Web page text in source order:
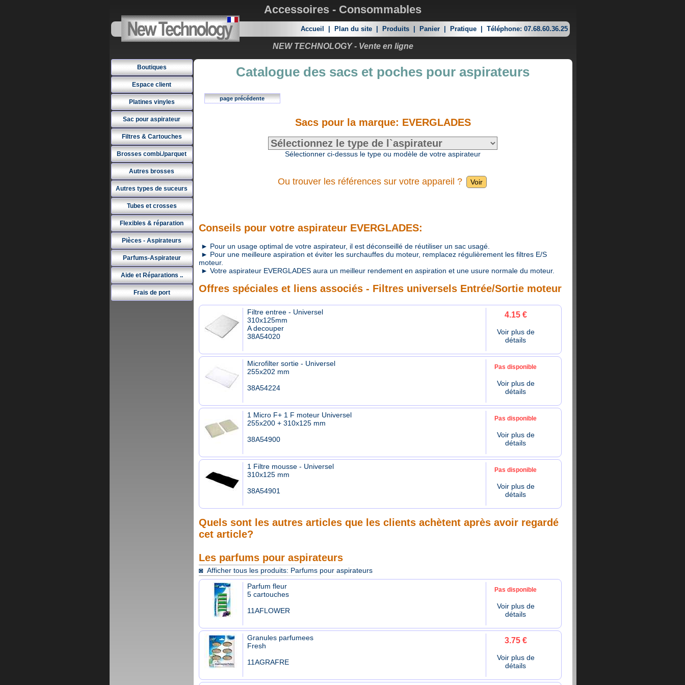
Accessoires - Consommables
Accueil Plan du site Produits Panier Pratique Téléphone: 07.68.60.36.25
NEW TECHNOLOGY - Vente en ligne
Boutiques
Espace client
Platines vinyles
Sac pour aspirateur
Filtres & Cartouches
Brosses combi./parquet
Autres brosses
Autres types de suceurs
Tubes et crosses
Flexibles & réparation
Pièces - Aspirateurs
Parfums-Aspirateur
Aide et Réparations ..
Frais de port
Catalogue des sacs et poches pour aspirateurs
page précédente
Sacs pour la marque: EVERGLADES
Sélectionner ci-dessus le type ou modèle de votre aspirateur
Ou trouver les références sur votre appareil ?
Conseils pour votre aspirateur EVERGLADES:
► Pour un usage optimal de votre aspirateur, il est déconseillé de réutiliser un sac usagé.
► Pour une meilleure aspiration et éviter les surchauffes du moteur, remplacez régulièrement les filtres E/S
moteur.
► Votre aspirateur EVERGLADES aura un meilleur rendement en aspiration et une usure normale du moteur.
Offres spéciales et liens associés - Filtres universels Entrée/Sortie moteur
Filtre entree - Universel
310x125mm
A decouper
38A54020
4.15 €
Voir plus de
détails
Microfilter sortie - Universel
255x202 mm
38A54224
Pas disponible
Voir plus de
détails
1 Micro F+ 1 F moteur Universel
255x200 + 310x125 mm
38A54900
Pas disponible
Voir plus de
détails
1 Filtre mousse - Universel
310x125 mm
38A54901
Pas disponible
Voir plus de
détails
Quels sont les autres articles que les clients achètent après avoir regardé
cet article?
Les parfums pour aspirateurs
◙ Afficher tous les produits: Parfums pour aspirateurs
Parfum fleur
5 cartouches
11AFLOWER
Pas disponible
Voir plus de
détails
Granules parfumees
Fresh
11AGRAFRE
3.75 €
Voir plus de
détails